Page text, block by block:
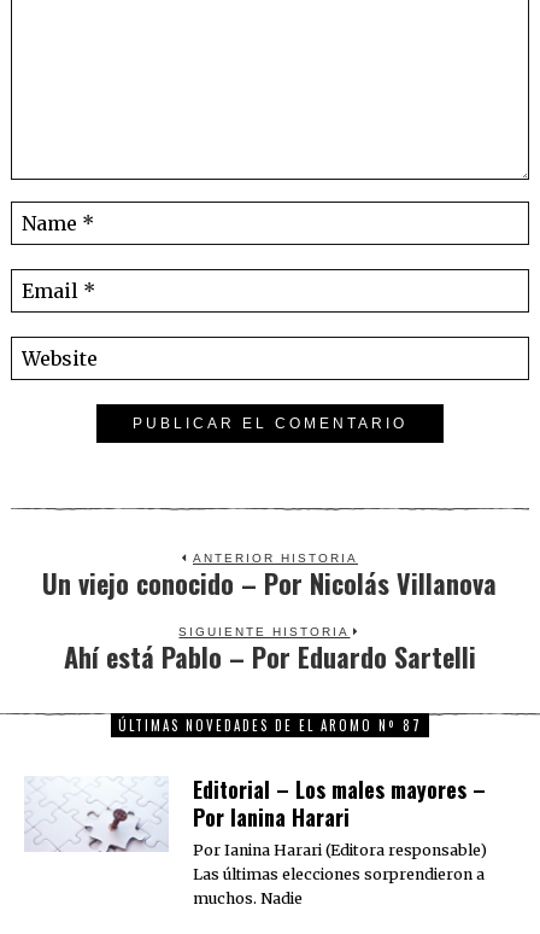
ANTERIOR HISTORIA
Previous
Un viejo conocido – Por Nicolás Villanova
SIGUIENTE HISTORIA
Next
Ahí está Pablo – Por Eduardo Sartelli
ÚLTIMAS NOVEDADES DE EL AROMO Nº 87
Editorial – Los males mayores –
Por Ianina Harari
Por Ianina Harari (Editora responsable)
Las últimas elecciones sorprendieron a
muchos. Nadie